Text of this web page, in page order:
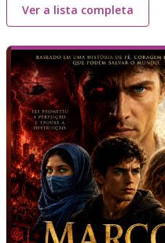
Ver a lista completa